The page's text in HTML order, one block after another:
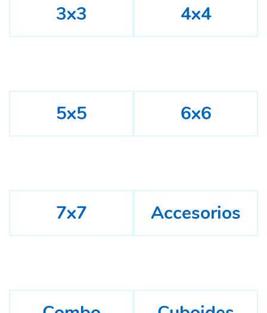
3x3 4x4
5x5 6x6
7x7 Accesorios